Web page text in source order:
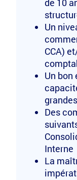
de 10
Un
CCA)
Un bon
Des
Interne
La